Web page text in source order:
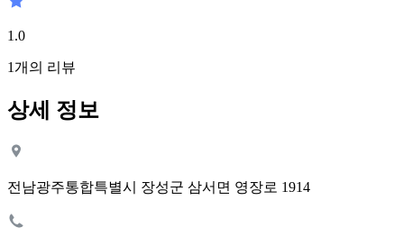
1.0
1개의 리뷰
상세 정보
전남광주통합특별시 장성군 삼서면 영장로 1914